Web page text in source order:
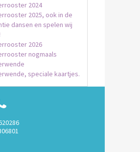
2024
2025, ook in de
dansen en spelen wij
2026
nogmaals
speciale kaartjes.